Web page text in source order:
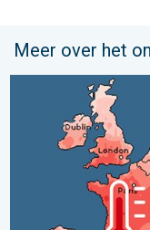
Meer over het
Grote